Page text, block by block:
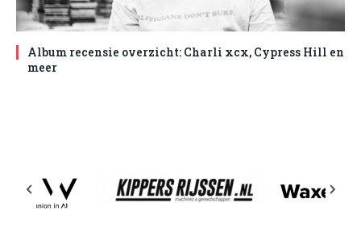
Album recensie overzicht: Charli xcx, Cypress Hill en
meer